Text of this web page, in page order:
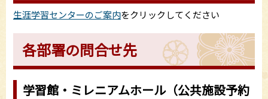
生涯学習センターのご案内をクリックしてください
各部署の問合せ先
学習館・ミレニアムホール（公共施設予約